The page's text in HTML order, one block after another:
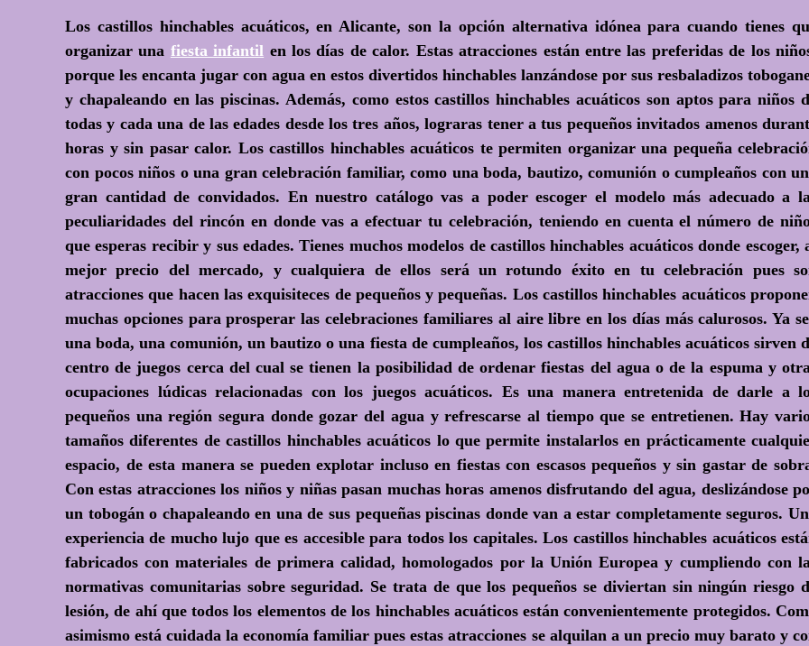
Los castillos hinchables acuáticos, en Alicante, son la opción alternativa idónea para cuando tienes
organizar una fiesta infantil en los días de calor. Estas atracciones están entre las preferidas de los
porque les encanta jugar con agua en estos divertidos hinchables lanzándose por sus resbaladizos
y chapaleando en las piscinas. Además, como estos castillos hinchables acuáticos son aptos para niños
todas y cada una de las edades desde los tres años, lograras tener a tus pequeños invitados amenos
horas y sin pasar calor. Los castillos hinchables acuáticos te permiten organizar una pequeña
con pocos niños o una gran celebración familiar, como una boda, bautizo, comunión o cumpleaños con
gran cantidad de convidados. En nuestro catálogo vas a poder escoger el modelo más adecuado a
peculiaridades del rincón en donde vas a efectuar tu celebración, teniendo en cuenta el número de
que esperas recibir y sus edades. Tienes muchos modelos de castillos hinchables acuáticos donde escoger,
mejor precio del mercado, y cualquiera de ellos será un rotundo éxito en tu celebración pues
atracciones que hacen las exquisiteces de pequeños y pequeñas. Los castillos hinchables acuáticos
muchas opciones para prosperar las celebraciones familiares al aire libre en los días más calurosos. Ya
una boda, una comunión, un bautizo o una fiesta de cumpleaños, los castillos hinchables acuáticos sirven
centro de juegos cerca del cual se tienen la posibilidad de ordenar fiestas del agua o de la espuma y
ocupaciones lúdicas relacionadas con los juegos acuáticos. Es una manera entretenida de darle a
pequeños una región segura donde gozar del agua y refrescarse al tiempo que se entretienen. Hay
tamaños diferentes de castillos hinchables acuáticos lo que permite instalarlos en prácticamente
espacio, de esta manera se pueden explotar incluso en fiestas con escasos pequeños y sin gastar de
Con estas atracciones los niños y niñas pasan muchas horas amenos disfrutando del agua, deslizándose
un tobogán o chapaleando en una de sus pequeñas piscinas donde van a estar completamente seguros.
experiencia de mucho lujo que es accesible para todos los capitales. Los castillos hinchables acuáticos
fabricados con materiales de primera calidad, homologados por la Unión Europea y cumpliendo con
normativas comunitarias sobre seguridad. Se trata de que los pequeños se diviertan sin ningún riesgo
lesión, de ahí que todos los elementos de los hinchables acuáticos están convenientemente protegidos.
asimismo está cuidada la economía familiar pues estas atracciones se alquilan a un precio muy barato y